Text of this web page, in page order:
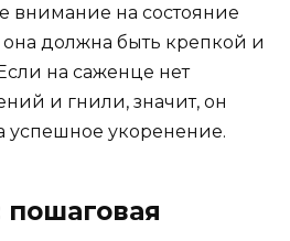
внимание на состояние
должна быть крепкой и
на саженце нет
и гнили, значит, он
успешное укоренение.
пошаговая